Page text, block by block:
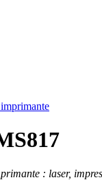
: laser,